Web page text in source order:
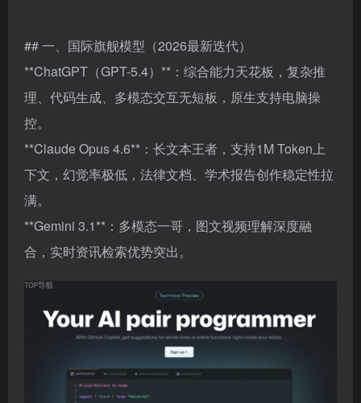
## 一、国际旗舰模型（2026最新迭代）
**ChatGPT（GPT-5.4）**：综合能力天花板，复杂推
理、代码生成、多模态交互无短板，原生支持电脑操
控。
**Claude Opus 4.6**：长文本王者，支持1M Token上
下文，幻觉率极低，法律文档、学术报告创作稳定性拉
满。
**Gemini 3.1**：多模态一哥，图文视频理解深度融
合，实时资讯检索优势突出。